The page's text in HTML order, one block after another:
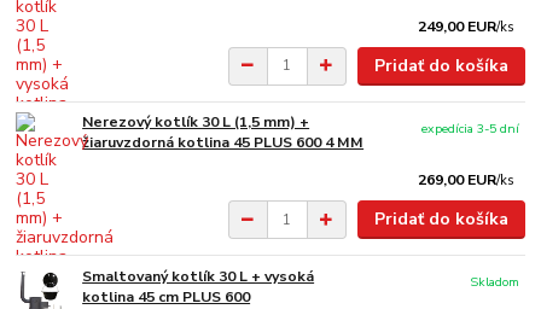
249,00 EUR/ks
Pridať do košíka
Nerezový kotlík 30 L (1,5 mm) +
žiaruvzdorná kotlina 45 PLUS 600 4 MM
269,00 EUR/ks
expedícia 3-5 dní
Pridať do košíka
Smaltovaný kotlík 30 L + vysoká
kotlina 45 cm PLUS 600
Skladom